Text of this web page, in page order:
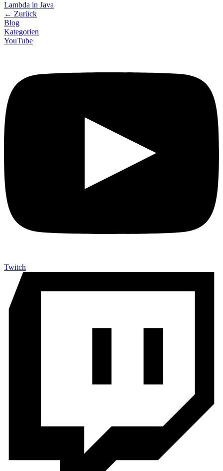
Lambda in Java
← Zurück
Blog
Kategorien
YouTube
Twitch